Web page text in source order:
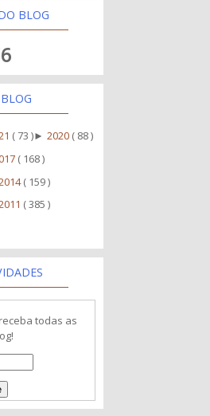
BLOG
( 73 )►2020 ( 88 )
( 168 )
( 159 )
( 385 )
todas as